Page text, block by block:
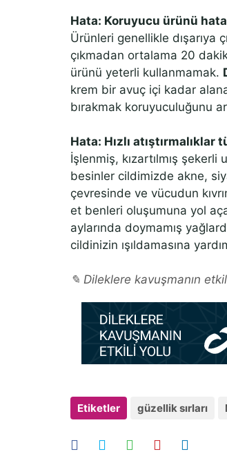
Hata: Koruyucu ürünü
Ürünleri genellikle dışarıya
çıkmadan ortalama 20
ürünü yeterli kullanmamak.
krem bir avuç içi kadar
bırakmak koruyuculuğunu
Hata: Hızlı atıştırmalıklar
İşlenmiş, kızartılmış şekerli
besinler cildimizde akne,
çevresinde ve vücudun
et benleri oluşumuna yol
aylarında doymamış
cildinizin ışıldamasına
✎ Dileklere kavuşmanın
Etiketler güzellik sırları